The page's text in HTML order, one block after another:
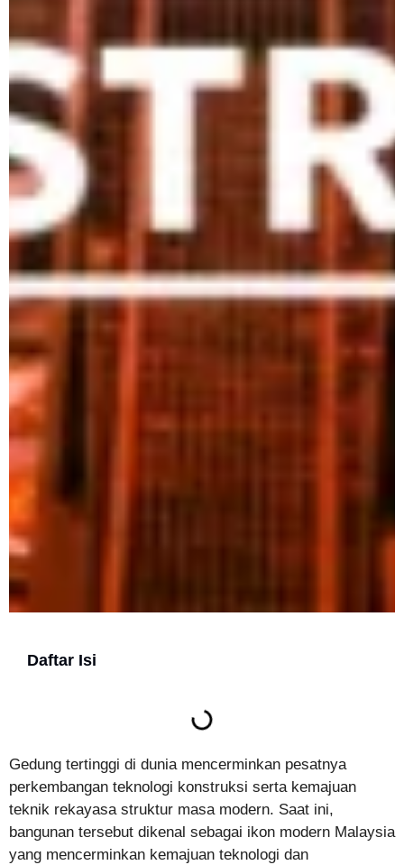
Daftar Isi
Gedung tertinggi di dunia mencerminkan pesatnya
perkembangan teknologi konstruksi serta kemajuan
teknik rekayasa struktur masa modern. Saat ini,
bangunan tersebut dikenal sebagai ikon modern Malaysia
yang mencerminkan kemajuan teknologi dan